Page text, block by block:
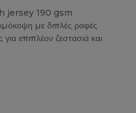
jersey 190 gsm
με διπλές ραφές
επιπλέον ζεστασιά και